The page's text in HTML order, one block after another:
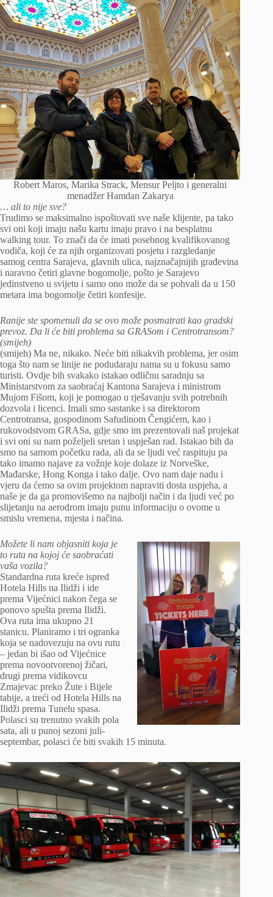
Robert Maros, Marika Strack, Mensur Peljto i generalni
menadžer Hamdan Zakarya
… ali to nije sve?
Trudimo se maksimalno ispoštovati sve naše klijente, pa tako
svi oni koji imaju našu kartu imaju pravo i na besplatnu
walking tour. To znači da će imati posebnog kvalifikovanog
vodiča, koji će za njih organizovati posjetu i razgledanje
samog centra Sarajeva, glavnih ulica, najznačajnijih građevina
i naravno četiri glavne bogomolje, pošto je Sarajevo
jedinstveno u svijetu i samo ono može da se pohvali da u 150
metara ima bogomolje četiri konfesije.
Ranije ste spomenuli da se ovo može posmatrati kao gradski
prevoz. Da li će biti problema sa GRASom i Centrotransom?
(smijeh)
(smijeh) Ma ne, nikako. Neće biti nikakvih problema, jer osim
toga što nam se linije ne podudaraju nama su u fokusu samo
turisti. Ovdje bih svakako istakao odličnu saradnju sa
Ministarstvom za saobraćaj Kantona Sarajeva i ministrom
Mujom Fišom, koji je pomogao u rješavanju svih potrebnih
dozvola i licenci. Imali smo sastanke i sa direktorom
Centrotransa, gospodinom Safudinom Čengićem, kao i
rukovodstvom GRASa, gdje smo im prezentovali naš projekat
i svi oni su nam poželjeli sretan i uspješan rad. Istakao bih da
smo na samom početku rada, ali da se ljudi već raspituju pa
tako imamo najave za vožnje koje dolaze iz Norveške,
Mađarske, Hong Konga i tako dalje. Ovo nam daje nadu i
vjeru da ćemo sa ovim projektom napraviti dosta uspjeha, a
naše je da ga promovišemo na najbolji način i da ljudi već po
slijetanju na aerodrom imaju punu informaciju o ovome u
smislu vremena, mjesta i načina.
Možete li nam objasniti koja je
to ruta na kojoj će saobraćati
vaša vozila?
Standardna ruta kreće ispred
Hotela Hills na Ilidži i ide
prema Vijećnici nakon čega se
ponovo spušta prema Ilidži.
Ova ruta ima ukupno 21
stanicu. Planiramo i tri ogranka
koja se nadovezuju na ovu rutu
– jedan bi išao od Vijećnice
prema novootvorenoj žičari,
drugi prema vidikovcu
Zmajevac preko Žute i Bijele
tabije, a treći od Hotela Hills na
Ilidži prema Tunelu spasa.
Polasci su trenutno svakih pola
sata, ali u punoj sezoni juli-
septembar, polasci će biti svakih 15 minuta.